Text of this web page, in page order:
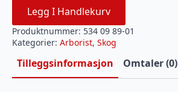
Legg I Handlekurv
Produktnummer: 534 09 89-01
Kategorier: Arborist, Skog
Tilleggsinformasjon Omtaler (0)